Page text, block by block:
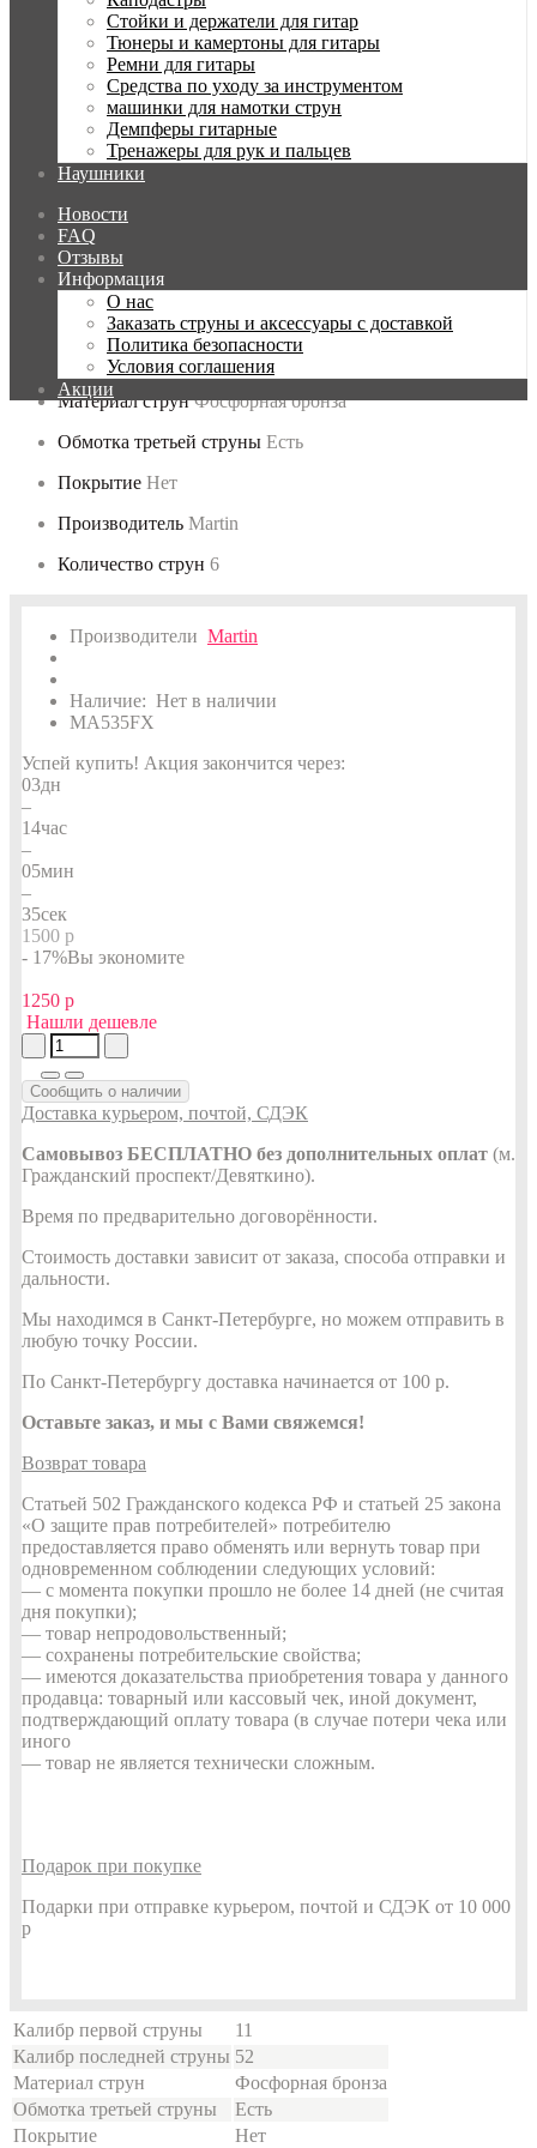
Стойки и держатели для гитар
Тюнеры и камертоны для гитары
Ремни для гитары
Средства по уходу за инструментом
машинки для намотки струн
Демпферы гитарные
Тренажеры для рук и пальцев
Наушники
Новости
FAQ
Отзывы
Информация
О нас
Заказать струны и аксессуары с доставкой
Политика безопасности
Условия соглашения
Акции
Сообщить о наличии
Отзывы: 0
Все о товаре
Характеристики
Отзывов (0)
Как купить?
Калибр первой струны 11
Калибр последней струны 52
Материал струн Фосфорная бронза
Обмотка третьей струны Есть
Покрытие Нет
Производитель Martin
Количество струн 6
Производители Martin
Наличие: Нет в наличии
MA535FX
Успей купить! Акция закончится через:
03дн
–
14час
–
05мин
–
34сек
1500 р
- 17%Вы экономите
1250 р
Нашли дешевле
Сообщить о наличии
Доставка курьером, почтой, СДЭК
Самовывоз БЕСПЛАТНО без дополнительных оплат (м.
Гражданский проспект/Девяткино).
Время по предварительно договорённости.
Стоимость доставки зависит от заказа, способа отправки и
дальности.
Мы находимся в Санкт-Петербурге, но можем отправить в
любую точку России.
По Санкт-Петербургу доставка начинается от 100 р.
Оставьте заказ, и мы с Вами свяжемся!
Возврат товара
Статьей 502 Гражданского кодекса РФ и статьей 25 закона
«О защите прав потребителей» потребителю
предоставляется право обменять или вернуть товар при
одновременном соблюдении следующих условий:
— с момента покупки прошло не более 14 дней (не считая
дня покупки);
— товар непродовольственный;
— сохранены потребительские свойства;
— имеются доказательства приобретения товара у данного
продавца: товарный или кассовый чек, иной документ,
подтверждающий оплату товара (в случае потери чека или
иного
— товар не является технически сложным.
Подарок при покупке
Подарки при отправке курьером, почтой и СДЭК от 10 000
р
Калибр первой струны
11
Калибр последней струны 52
Материал струн
Фосфорная бронза
Обмотка третьей струны
Есть
Покрытие
Нет